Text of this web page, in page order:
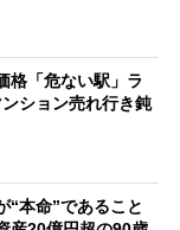
格「危ない駅」ラ
ション売れ行き鈍
“本命”であること